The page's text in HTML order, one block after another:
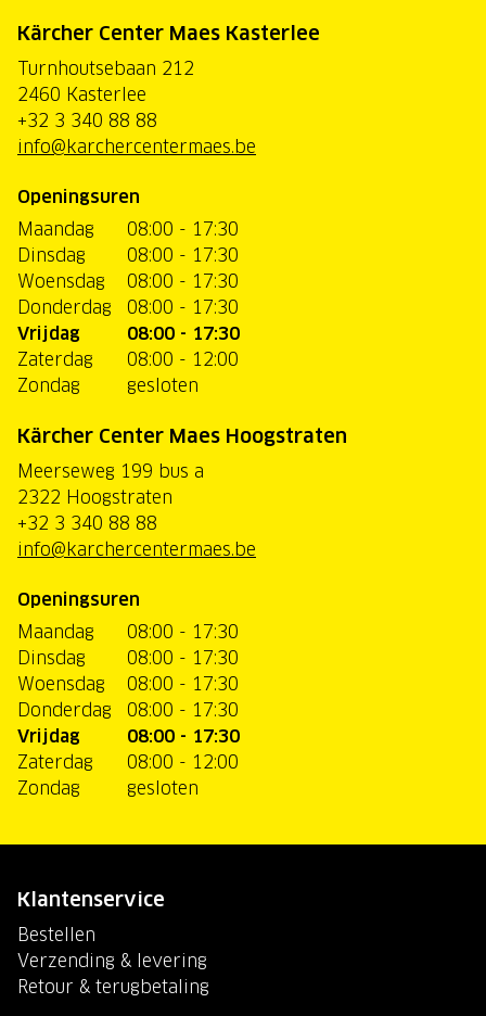
Kärcher Center Maes Kasterlee
Turnhoutsebaan 212
2460 Kasterlee
+32 3 340 88 88
info@karchercentermaes.be
Openingsuren
Maandag
08:00 - 17:30
Dinsdag
08:00 - 17:30
Woensdag
08:00 - 17:30
Donderdag
08:00 - 17:30
Vrijdag
08:00 - 17:30
Zaterdag
08:00 - 12:00
Zondag
gesloten
Kärcher Center Maes Hoogstraten
Meerseweg 199 bus a
2322 Hoogstraten
+32 3 340 88 88
info@karchercentermaes.be
Openingsuren
Maandag
08:00 - 17:30
Dinsdag
08:00 - 17:30
Woensdag
08:00 - 17:30
Donderdag
08:00 - 17:30
Vrijdag
08:00 - 17:30
Zaterdag
08:00 - 12:00
Zondag
gesloten
Klantenservice
Bestellen
Verzending & levering
Retour & terugbetaling